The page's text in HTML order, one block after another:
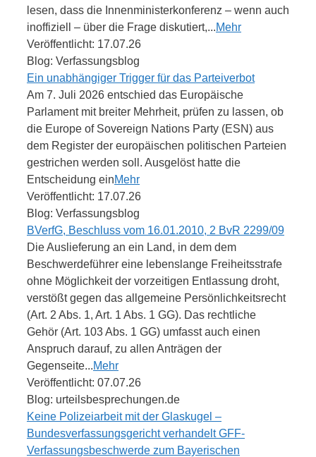
lesen, dass die Innenministerkonferenz – wenn auch
inoffiziell – über die Frage diskutiert,...Mehr
Veröffentlicht: 17.07.26
Blog: Verfassungsblog
Ein unabhängiger Trigger für das Parteiverbot
Am 7. Juli 2026 entschied das Europäische
Parlament mit breiter Mehrheit, prüfen zu lassen, ob
die Europe of Sovereign Nations Party (ESN) aus
dem Register der europäischen politischen Parteien
gestrichen werden soll. Ausgelöst hatte die
Entscheidung einMehr
Veröffentlicht: 17.07.26
Blog: Verfassungsblog
BVerfG, Beschluss vom 16.01.2010, 2 BvR 2299/09
Die Auslieferung an ein Land, in dem dem
Beschwerdeführer eine lebenslange Freiheitsstrafe
ohne Möglichkeit der vorzeitigen Entlassung droht,
verstößt gegen das allgemeine Persönlichkeitsrecht
(Art. 2 Abs. 1, Art. 1 Abs. 1 GG). Das rechtliche
Gehör (Art. 103 Abs. 1 GG) umfasst auch einen
Anspruch darauf, zu allen Anträgen der
Gegenseite...Mehr
Veröffentlicht: 07.07.26
Blog: urteilsbesprechungen.de
Keine Polizeiarbeit mit der Glaskugel –
Bundesverfassungsgericht verhandelt GFF-
Verfassungsbeschwerde zum Bayerischen